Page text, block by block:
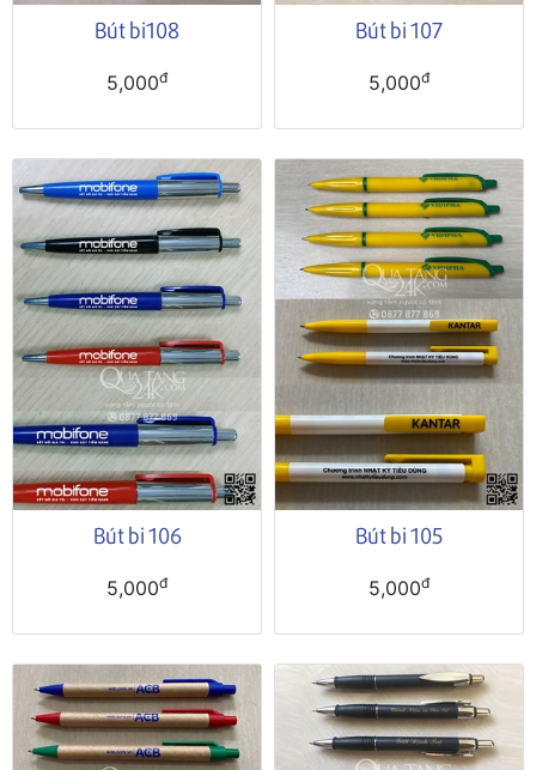
Bút bi108
5,000đ
Bút bi 107
5,000đ
Bút bi 106
5,000đ
Bút bi 105
5,000đ